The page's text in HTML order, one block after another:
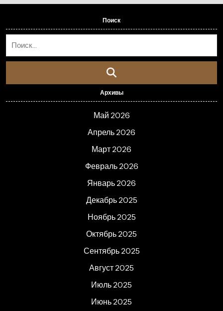
Поиск
Архивы
Май 2026
Апрель 2026
Март 2026
Февраль 2026
Январь 2026
Декабрь 2025
Ноябрь 2025
Октябрь 2025
Сентябрь 2025
Август 2025
Июль 2025
Июнь 2025